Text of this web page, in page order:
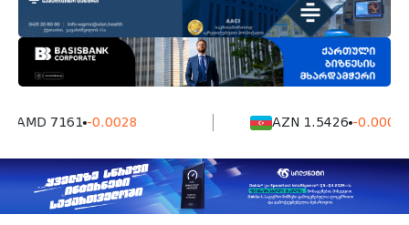
AMD 7161 -0.0028 AZN 1.5426 -0.0004